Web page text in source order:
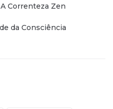
Correnteza Zen
da Consciência